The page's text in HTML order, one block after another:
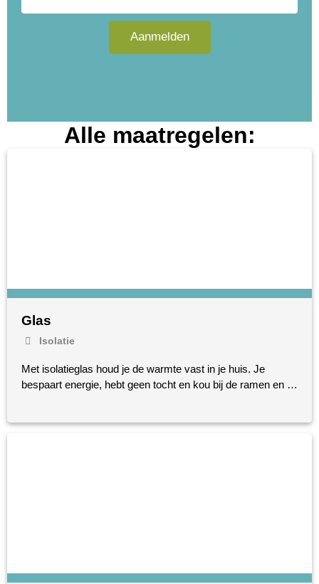
Aanmelden
Alle maatregelen:
Glas
Isolatie
Met isolatieglas houd je de warmte vast in je huis. Je
bespaart energie, hebt geen tocht en kou bij de ramen en …